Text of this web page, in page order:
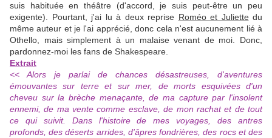
suis habituée en théâtre (d'accord, je suis peut-être un peu
exigente). Pourtant, j'ai lu à deux reprise Roméo et Juliettedu
même auteur et je l'ai apprécié, donc cela n'est aucunement lié à
Othello, mais simplement à un malaise venant de moi. Donc,
pardonnez-moi les fans de Shakespeare.
Extrait
<< Alors je parlai de chances désastreuses, d'aventures
émouvantes sur terre et sur mer, de morts esquivées d'un
cheveu sur la brèche menaçante, de ma capture par l'insolent
ennemi, de ma vente comme esclave, de mon rachat et de tout
ce qui suivit. Dans l'histoire de mes voyages, des antres
profonds, des déserts arrides, d'âpres fondrières, des rocs et des